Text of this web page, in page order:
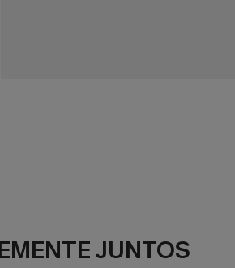
JUNTOS